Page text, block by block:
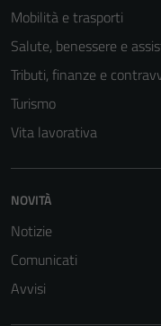
Mobilità e trasporti
Salute, benessere e
Tributi, finanze e
Turismo
Vita lavorativa
NOVITÀ
Notizie
Comunicati
Avvisi